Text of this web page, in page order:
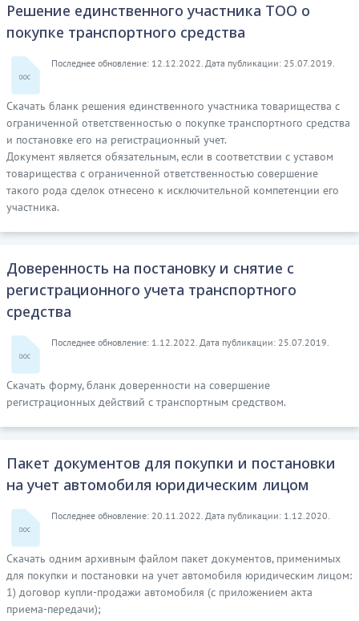
Решение единственного участника ТОО о
покупке транспортного средства
Последнее обновление: 12.12.2022. Дата публикации: 25.07.2019.
Скачать бланк решения единственного участника товарищества с
ограниченной ответственностью о покупке транспортного средства
и постановке его на регистрационный учет.
Документ является обязательным, если в соответствии с уставом
товарищества с ограниченной ответственностью совершение
такого рода сделок отнесено к исключительной компетенции его
участника.
Доверенность на постановку и снятие с
регистрационного учета транспортного
средства
Последнее обновление: 1.12.2022. Дата публикации: 25.07.2019.
Скачать форму, бланк доверенности на совершение
регистрационных действий с транспортным средством.
Пакет документов для покупки и постановки
на учет автомобиля юридическим лицом
Последнее обновление: 20.11.2022. Дата публикации: 1.12.2020.
Скачать одним архивным файлом пакет документов, применимых
для покупки и постановки на учет автомобиля юридическим лицом:
1) договор купли-продажи автомобиля (с приложением акта
приема-передачи);